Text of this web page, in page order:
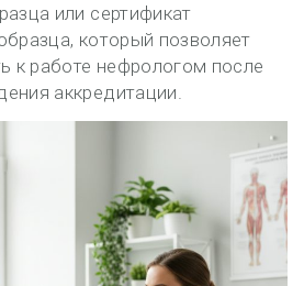
или сертификат
который позволяет
к работе нефрологом после
аккредитации.